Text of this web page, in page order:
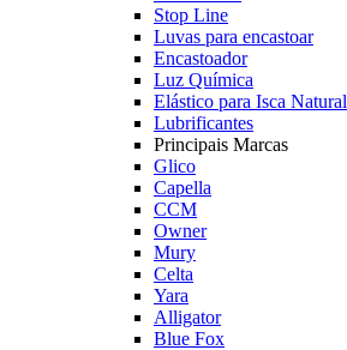
Stop Line
Luvas para encastoar
Encastoador
Luz Química
Elástico para Isca Natural
Lubrificantes
Principais Marcas
Glico
Capella
CCM
Owner
Mury
Celta
Yara
Alligator
Blue Fox